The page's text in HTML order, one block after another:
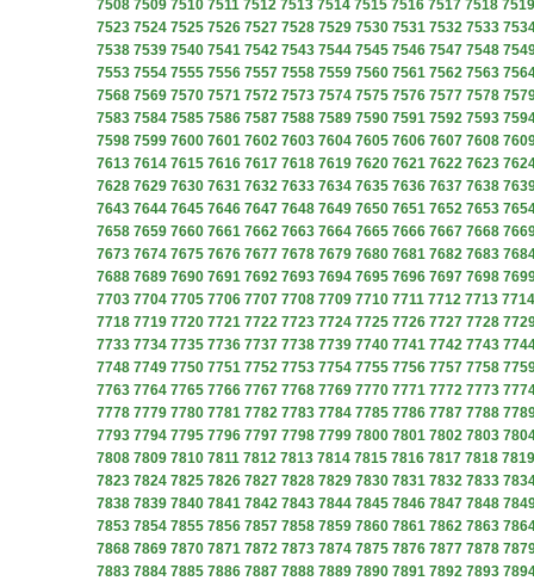
7508 7509 7510 7511 7512 7513 7514 7515 7516 7517 7518 7519
7523 7524 7525 7526 7527 7528 7529 7530 7531 7532 7533
7538 7539 7540 7541 7542 7543 7544 7545 7546 7547 7548
7553 7554 7555 7556 7557 7558 7559 7560 7561 7562 7563
7568 7569 7570 7571 7572 7573 7574 7575 7576 7577 7578
7583 7584 7585 7586 7587 7588 7589 7590 7591 7592 7593
7598 7599 7600 7601 7602 7603 7604 7605 7606 7607 7608
7613 7614 7615 7616 7617 7618 7619 7620 7621 7622 7623
7628 7629 7630 7631 7632 7633 7634 7635 7636 7637 7638
7643 7644 7645 7646 7647 7648 7649 7650 7651 7652 7653
7658 7659 7660 7661 7662 7663 7664 7665 7666 7667 7668
7673 7674 7675 7676 7677 7678 7679 7680 7681 7682 7683
7688 7689 7690 7691 7692 7693 7694 7695 7696 7697 7698
7703 7704 7705 7706 7707 7708 7709 7710 7711 7712 7713 7714
7718 7719 7720 7721 7722 7723 7724 7725 7726 7727 7728
7733 7734 7735 7736 7737 7738 7739 7740 7741 7742 7743
7748 7749 7750 7751 7752 7753 7754 7755 7756 7757 7758
7763 7764 7765 7766 7767 7768 7769 7770 7771 7772 7773
7778 7779 7780 7781 7782 7783 7784 7785 7786 7787 7788
7793 7794 7795 7796 7797 7798 7799 7800 7801 7802 7803
7808 7809 7810 7811 7812 7813 7814 7815 7816 7817 7818 7819
7823 7824 7825 7826 7827 7828 7829 7830 7831 7832 7833
7838 7839 7840 7841 7842 7843 7844 7845 7846 7847 7848
7853 7854 7855 7856 7857 7858 7859 7860 7861 7862 7863
7868 7869 7870 7871 7872 7873 7874 7875 7876 7877 7878
7883 7884 7885 7886 7887 7888 7889 7890 7891 7892 7893